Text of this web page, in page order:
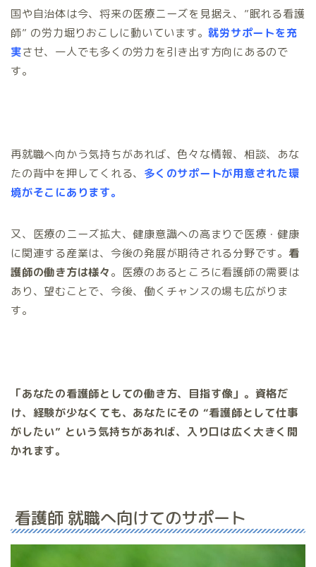
国や自治体は今、将来の医療ニーズを見据え、”眠れる看護
師” の労力堀りおこしに動いています。就労サポートを充
実させ、一人でも多くの労力を引き出す方向にあるので
す。
再就職へ向かう気持ちがあれば、色々な情報、相談、あな
たの背中を押してくれる、 多くのサポートが用意された環
境がそこにあります。
又、医療のニーズ拡大、健康意識への高まりで医療・健康
に関連する産業は、今後の発展が期待される分野です。 看
護師の働き方は様々。医療のあるところに看護師の需要は
あり、望むことで、今後、働くチャンスの場も広がりま
す。
「あなたの看護師としての働き方、目指す像」。資格だ
け、経験が少なくても、あなたにその “看護師として仕事
がしたい” という気持ちがあれば、入り口は広く大きく開
かれます。
看護師 就職へ向けてのサポート